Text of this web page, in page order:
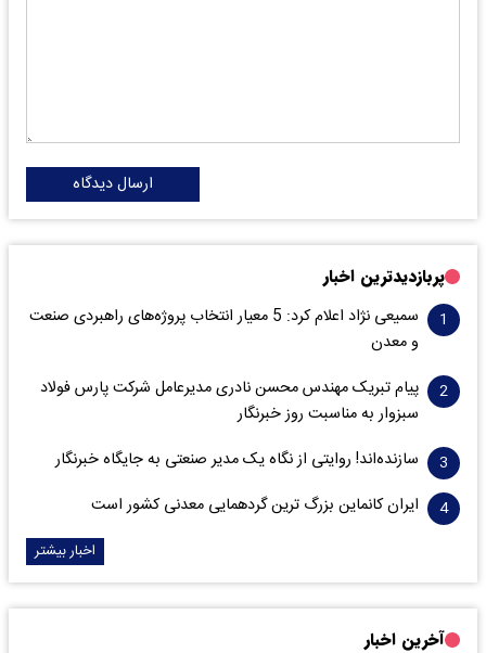
ارسال دیدگاه
پربازدیدترین اخبار
سمیعی‌ نژاد اعلام کرد: 5 معیار انتخاب پروژه‌های راهبردی صنعت
و معدن
پیام تبریک مهندس محسن نادری مدیرعامل شرکت پارس فولاد
سبزوار به مناسبت روز خبرنگار
سازنده‌اند! روایتی از نگاه یک مدیر صنعتی به جایگاه خبرنگار
ایران کانماین بزرگ ترین گردهمایی معدنی کشور است
اخبار بیشتر
آخرین اخبار